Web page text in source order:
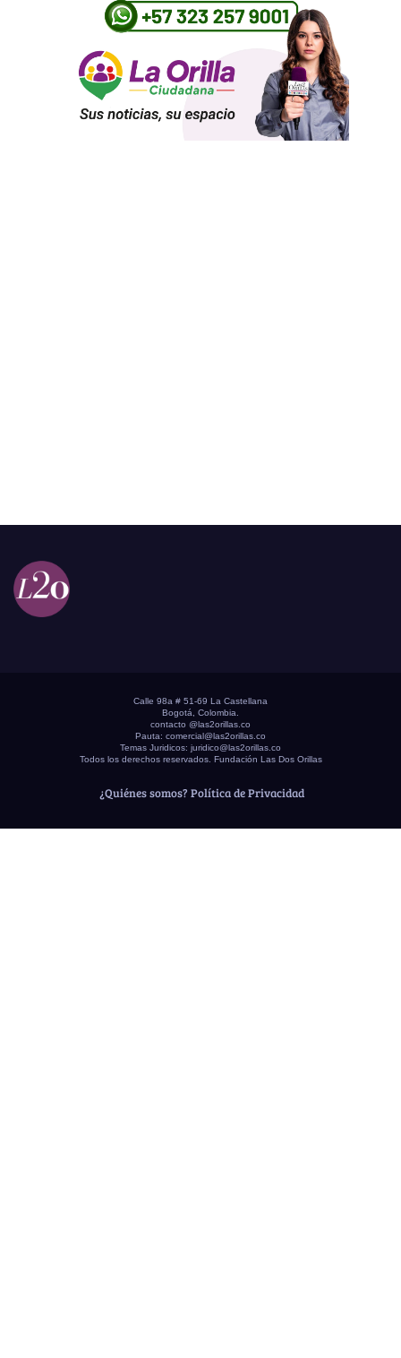
Calle 98a # 51-69 La Castellana
Bogotá, Colombia.
contacto @las2orillas.co
Pauta: comercial@las2orillas.co
Temas Juridicos: juridico@las2orillas.co
Todos los derechos reservados. Fundación Las Dos Orillas
¿Quiénes somos? Política de Privacidad